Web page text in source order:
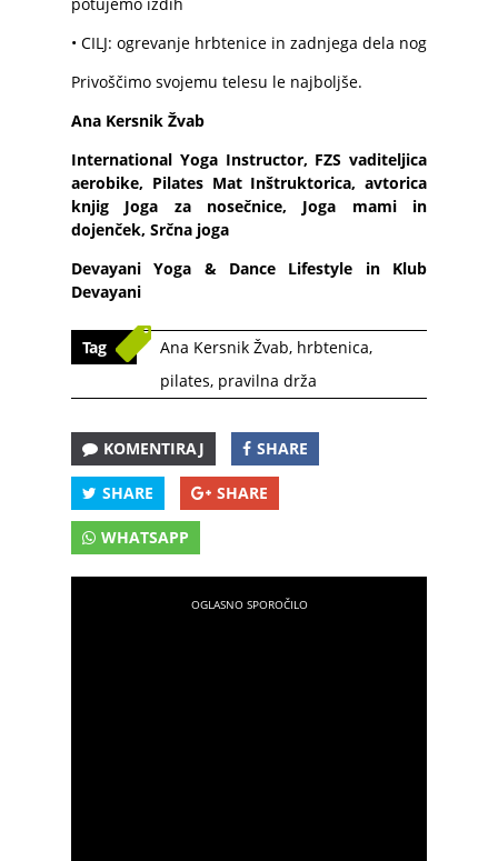
• CILJ: ogrevanje hrbtenice in zadnjega dela nog
Privoščimo svojemu telesu le najboljše.
Ana Kersnik Žvab
International Yoga Instructor, FZS vaditeljica
aerobike, Pilates Mat Inštruktorica, avtorica
knjig Joga za nosečnice, Joga mami in
dojenček, Srčna joga
Devayani Yoga & Dance Lifestyle in Klub
Devayani
Tag Ana Kersnik Žvab, hrbtenica,
pilates, pravilna drža
KOMENTIRAJ SHARE
SHARE SHARE
WHATSAPP